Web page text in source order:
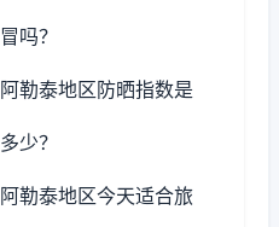
冒吗？
阿勒泰地区防晒指数是
多少？
阿勒泰地区今天适合旅